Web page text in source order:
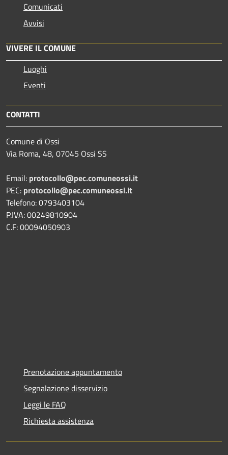
Comunicati
Avvisi
VIVERE IL COMUNE
Luoghi
Eventi
CONTATTI
Comune di Ossi
Via Roma, 48, 07045 Ossi SS
Email: protocollo@pec.comuneossi.it
PEC: protocollo@pec.comuneossi.it
Telefono: 0793403104
P.IVA: 00249810904
C.F: 00094050903
Prenotazione appuntamento
Segnalazione disservizio
Leggi le FAQ
Richiesta assistenza